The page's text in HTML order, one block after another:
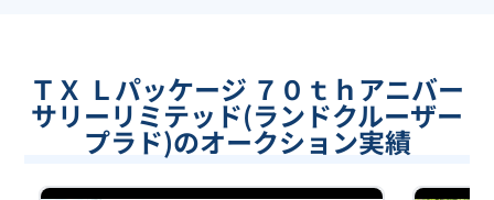
ＴＸ Ｌパッケージ ７０ｔｈアニバー
サリーリミテッド(ランドクルーザー
プラド)のオークション実績